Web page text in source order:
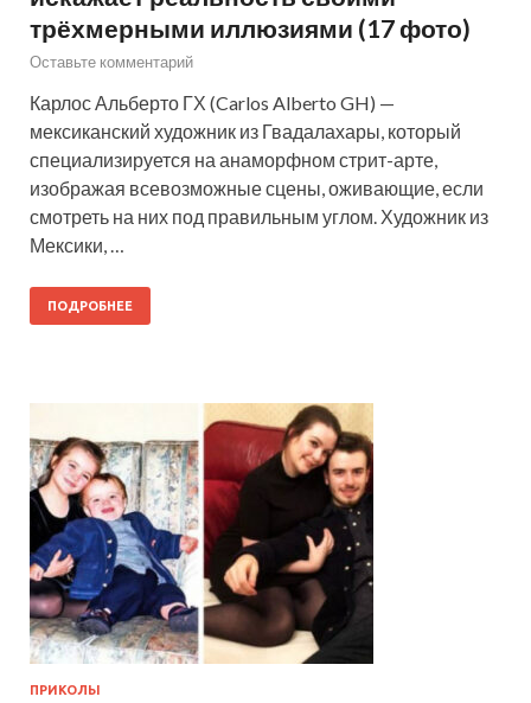
трёхмерными иллюзиями (17 фото)
Оставьте комментарий
Карлос Альберто ГХ (Carlos Alberto GH) —
мексиканский художник из Гвадалахары, который
специализируется на анаморфном стрит-арте,
изображая всевозможные сцены, оживающие, если
смотреть на них под правильным углом. Художник из
Мексики, …
ПОДРОБНЕЕ
ПРИКОЛЫ